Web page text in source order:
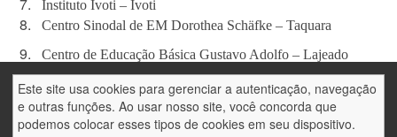
Este site usa cookies para gerenciar a autenticação, navegação
e outras funções. Ao usar nosso site, você concorda que
podemos colocar esses tipos de cookies em seu dispositivo.
7. Instituto Ivoti – Ivoti
8. Centro Sinodal de EM Dorothea Schäfke – Taquara
9. Centro de Educação Básica Gustavo Adolfo – Lajeado
10. Colégio Martin Luther - Estrela
29/08 -Abertura 2ª Noite 43ºENCORE